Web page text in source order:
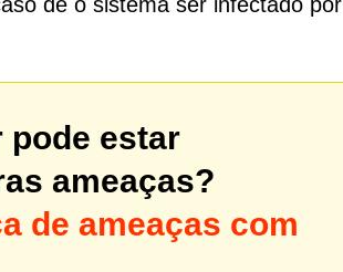
pode estar
ameaças?
de ameaças com